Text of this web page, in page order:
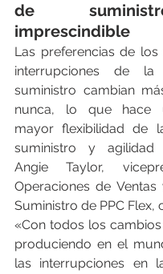
de
imprescindible
Las preferencias de los
interrupciones de
suministro cambian
nunca, lo que hace
mayor flexibilidad de
suministro y agilidad
Angie Taylor,
Operaciones de
Suministro de PPC Flex,
«Con todos los
produciendo en el
las interrupciones en